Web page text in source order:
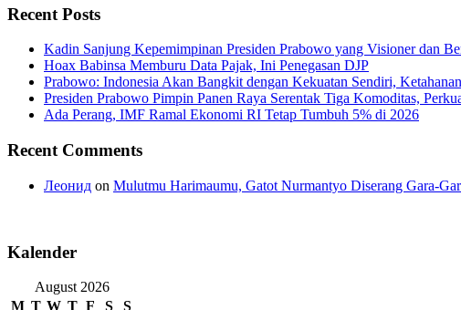
Recent Posts
Kadin Sanjung Kepemimpinan Presiden Prabowo yang Visioner dan
Hoax Babinsa Memburu Data Pajak, Ini Penegasan DJP
Prabowo: Indonesia Akan Bangkit dengan Kekuatan Sendiri,
Presiden Prabowo Pimpin Panen Raya Serentak Tiga Komoditas,
Ada Perang, IMF Ramal Ekonomi RI Tetap Tumbuh 5% di 2026
Recent Comments
Леонид on Mulutmu Harimaumu, Gatot Nurmantyo Diserang Gara-
Kalender
August 2026
M T W T F S
S